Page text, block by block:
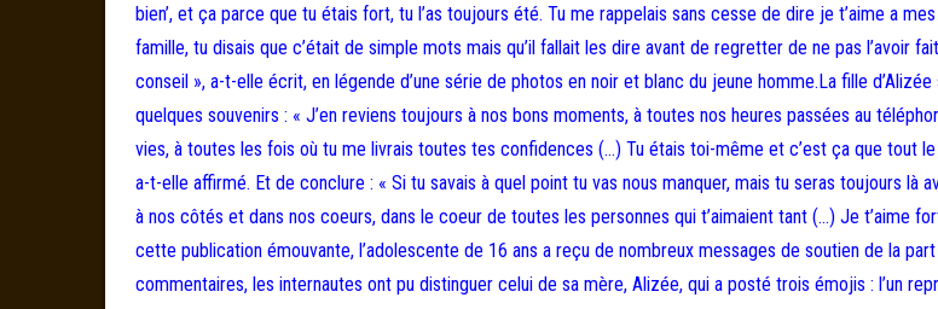
bien’, et ça parce que tu étais fort, tu l’as toujours été. Tu me rappelais sans cesse de dire je t’aime a
famille, tu disais que c’était de simple mots mais qu’il fallait les dire avant de regretter de ne pas l’avoir
conseil », a-t-elle écrit, en légende d’une série de photos en noir et blanc du jeune homme.La fille
quelques souvenirs : « J’en reviens toujours à nos bons moments, à toutes nos heures passées au
vies, à toutes les fois où tu me livrais toutes tes confidences (…) Tu étais toi-même et c’est ça que tout
a-t-elle affirmé. Et de conclure : « Si tu savais à quel point tu vas nous manquer, mais tu seras toujours là
à nos côtés et dans nos coeurs, dans le coeur de toutes les personnes qui t’aimaient tant (…) Je t’aime
cette publication émouvante, l’adolescente de 16 ans a reçu de nombreux messages de soutien de la
commentaires, les internautes ont pu distinguer celui de sa mère, Alizée, qui a posté trois émojis : l’un